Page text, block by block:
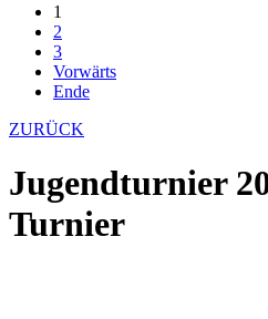
1
2
3
Vorwärts
Ende
ZURÜCK
Jugendturnier
Turnier